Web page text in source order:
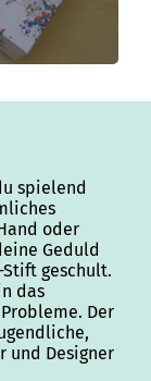
spielend
oder
Geduld
geschult.
das
Der
und Designer